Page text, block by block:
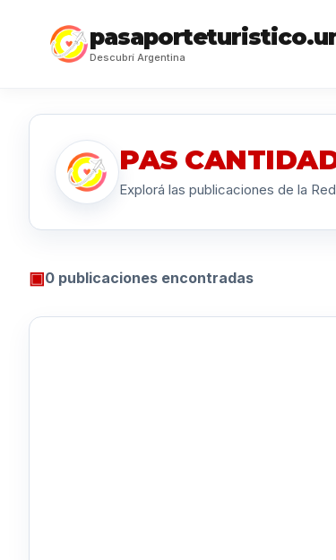
Descubrí Argentina
PAS
Explorá las publicaciones de la
▣0 publicaciones encontradas